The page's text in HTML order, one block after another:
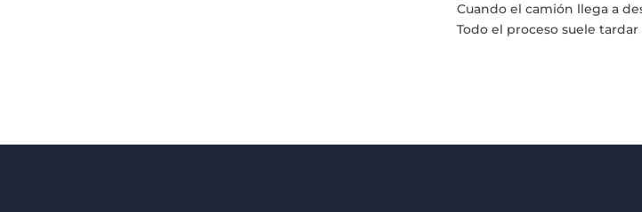
Cuando el camión llega a
Todo el proceso suele